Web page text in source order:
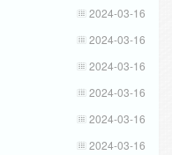
2024-03-16
2024-03-16
2024-03-16
2024-03-16
2024-03-16
2024-03-16